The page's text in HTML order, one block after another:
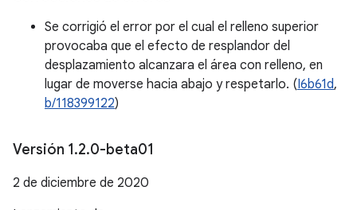
Se corrigió el error por el cual el relleno superior
provocaba que el efecto de resplandor del
desplazamiento alcanzara el área con relleno, en
lugar de moverse hacia abajo y respetarlo. (I6b61d,
b/118399122)
Versión 1.2.0-beta01
2 de diciembre de 2020